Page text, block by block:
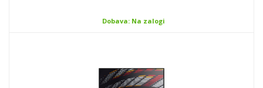
Dobava: Na zalogi